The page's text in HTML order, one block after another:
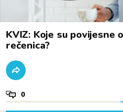
KVIZ: Koje su povijesne
rečenica?
0